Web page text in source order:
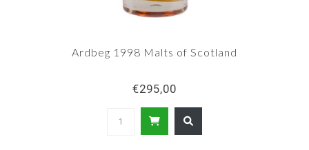
Ardbeg 1998 Malts of Scotland
€295,00